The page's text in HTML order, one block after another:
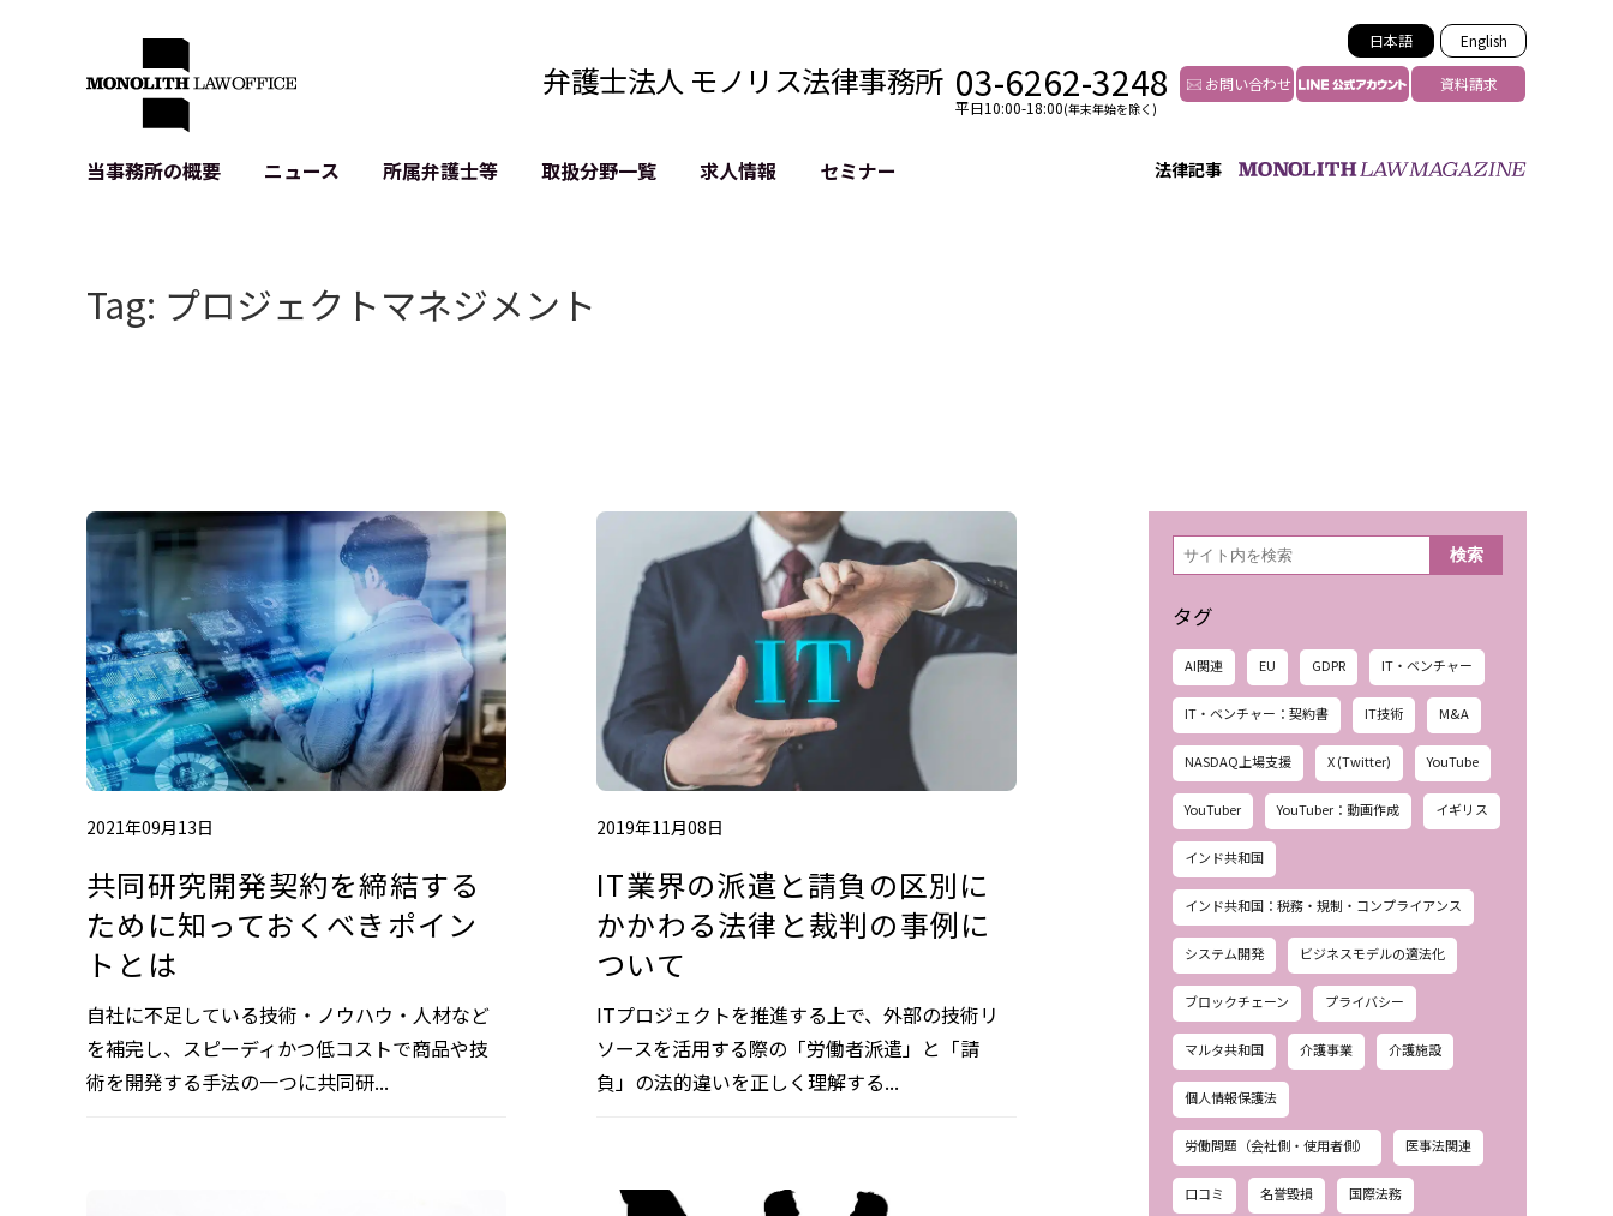
日本語 English
弁護士法人 モノリス法律事務所 03-6262-3248
平日10:00-18:00(年末年始を除く)
お問い合わせ 資料請求
法律記事
当事務所の概要
クライアントの声
出版書籍等
ニュース 所属弁護士等 取扱分野一覧
個人情報保護法関連
株式・M&A関連法務
アプリ等の利用規約整備
求人情報 セミナー
Tag: プロジェクトマネジメント
2021年09月13日
共同研究開発契約を締結する
ために知っておくべきポイン
トとは
自社に不足している技術・ノウハウ・人材など
を補完し、スピーディかつ低コストで商品や技
術を開発する手法の一つに共同研...
2019年11月08日
IT業界の派遣と請負の区別に
かかわる法律と裁判の事例に
ついて
ITプロジェクトを推進する上で、外部の技術リ
ソースを活用する際の「労働者派遣」と「請
負」の法的違いを正しく理解する...
検
索 検索
タグ
AI関連 EU GDPR IT・ベンチャー
IT・ベンチャー：契約書 IT技術 M&A
NASDAQ上場支援 X (Twitter) YouTube
YouTuber YouTuber：動画作成 イギリス
インド共和国
インド共和国：税務・規制・コンプライアンス
システム開発 ビジネスモデルの適法化
ブロックチェーン プライバシー
マルタ共和国 介護事業 介護施設
個人情報保護法
労働問題（会社側・使用者側） 医事法関連
口コミ 名誉毀損 国際法務